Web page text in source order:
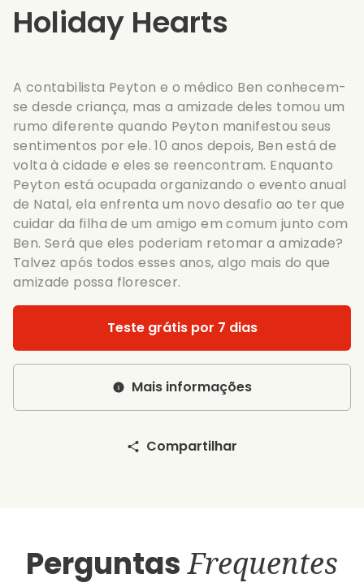
Holiday Hearts
A contabilista Peyton e o médico Ben conhecem-
se desde criança, mas a amizade deles tomou um
rumo diferente quando Peyton manifestou seus
sentimentos por ele. 10 anos depois, Ben está de
volta à cidade e eles se reencontram. Enquanto
Peyton está ocupada organizando o evento anual
de Natal, ela enfrenta um novo desafio ao ter que
cuidar da filha de um amigo em comum junto com
Ben. Será que eles poderiam retomar a amizade?
Talvez após todos esses anos, algo mais do que
amizade possa florescer.
Teste grátis por 7 dias
Mais informações
Compartilhar
PerguntasFrequentes